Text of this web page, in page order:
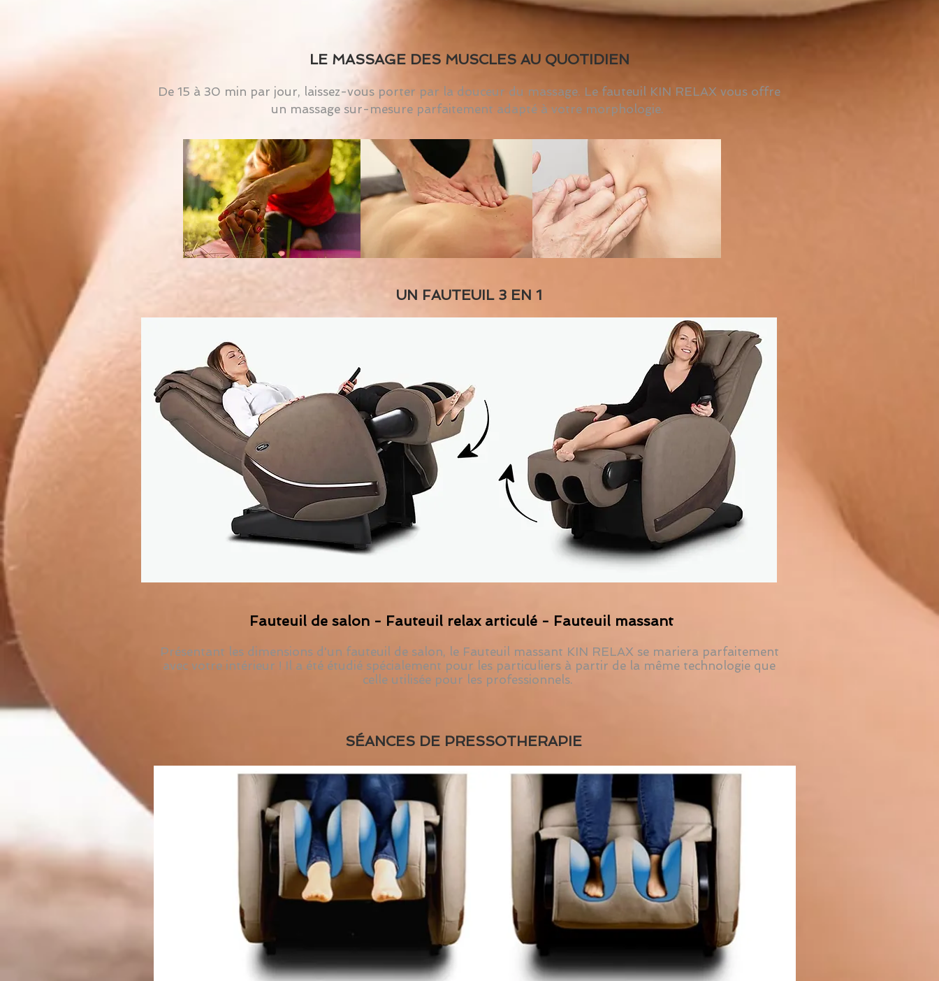
LE MASSAGE DES MUSCLES AU QUOTIDIEN
De 15 à 30 min par jour, laissez-vous porter par la douceur du massage. Le fauteuil KIN RELAX vous offre
un massage sur-mesure parfaitement adapté à votre morphologie.
UN FAUTEUIL 3 EN 1
Fauteuil de salon - Fauteuil relax articulé - Fauteuil massant
Présentant les dimensions d'un fauteuil de salon, le Fauteuil massant KIN RELAX se mariera parfaitement
avec votre intérieur ! Il a été étudié spécialement pour les particuliers à partir de la même technologie que
celle utilisée pour les professionnels.
SÉANCES DE PRESSOTHERAPIE